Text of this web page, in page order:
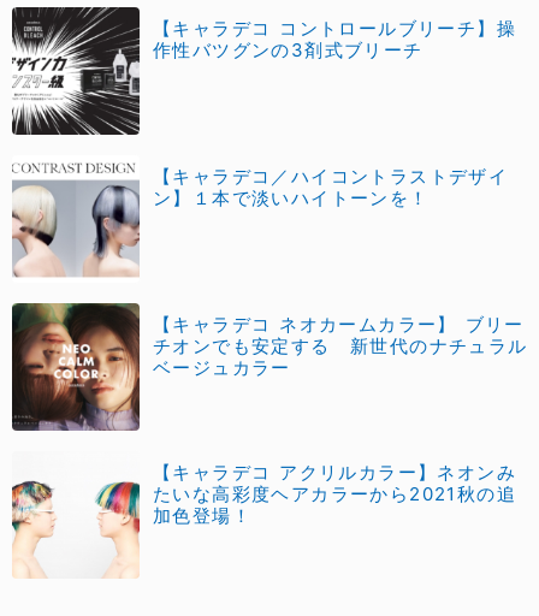
【キャラデコ コントロールブリーチ】操
作性バツグンの3剤式ブリーチ
【キャラデコ／ハイコントラストデザイ
ン】１本で淡いハイトーンを！
【キャラデコ ネオカームカラー】 ブリー
チオンでも安定する 新世代のナチュラル
ベージュカラー
【キャラデコ アクリルカラー】ネオンみ
たいな高彩度ヘアカラーから2021秋の追
加色登場！